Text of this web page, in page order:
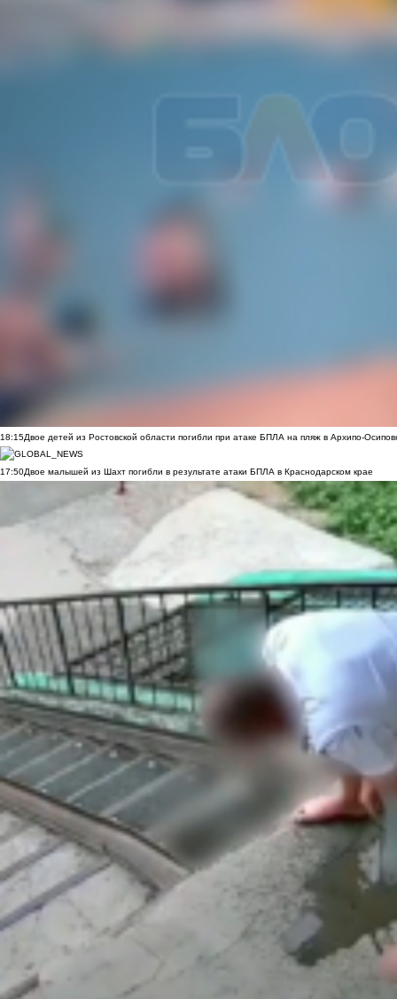
18:15Двое детей из Ростовской области погибли при атаке БПЛА на пляж в Архипо-
17:50Двое малышей из Шахт погибли в результате атаки БПЛА в Краснодарском крае